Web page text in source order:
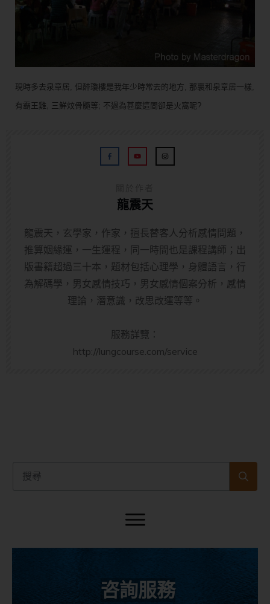
現時多去泉章居, 但醉瓊樓是我年少時常去的地方, 那裏和泉章居一樣,
有霸王雞, 三鮮炆骨髓等; 不過為甚麼這間卻是火窩呢?
龍震天
龍震天，玄學家，作家，擅長替客人分析感情問題，
推算姻緣運，一生運程，同一時間也是課程講師；出
版書籍超過三十本，題材包括心理學，身體語言，行
為解碼學，男女感情技巧，男女感情個案分析，感情
理論，潛意識，改思改運等等。
服務詳覽：
http://lungcourse.com/service
咨詢服務